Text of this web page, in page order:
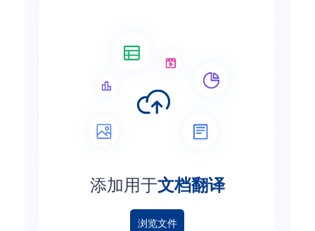
添加用于文档翻译
浏览文件